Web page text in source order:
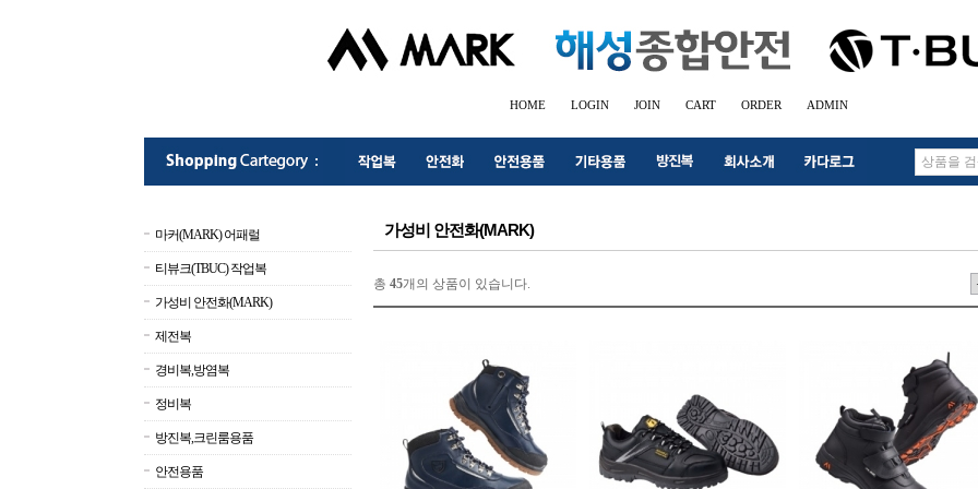
HOME LOGIN JOIN CART ORDER ADMIN
마커(MARK) 어패럴
티뷰크(TBUC) 작업복
가성비 안전화(MARK)
제전복
경비복,방염복
정비복
방진복,크린룸용품
안전용품
가성비 안전화(MARK)
총 45개의 상품이 있습니다.